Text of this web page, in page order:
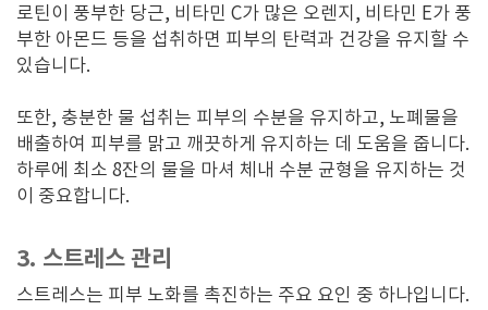
로틴이 풍부한 당근, 비타민 C가 많은 오렌지, 비타민 E가 풍
부한 아몬드 등을 섭취하면 피부의 탄력과 건강을 유지할 수
있습니다.
또한, 충분한 물 섭취는 피부의 수분을 유지하고, 노폐물을
배출하여 피부를 맑고 깨끗하게 유지하는 데 도움을 줍니다.
하루에 최소 8잔의 물을 마셔 체내 수분 균형을 유지하는 것
이 중요합니다.
3. 스트레스 관리
스트레스는 피부 노화를 촉진하는 주요 요인 중 하나입니다.